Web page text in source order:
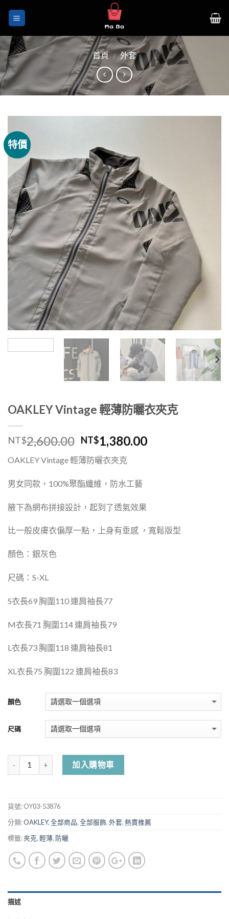
首頁 / 外套
特價
OAKLEY Vintage 輕薄防曬衣夾克
NT$2,600.00 NT$1,380.00
OAKLEY Vintage 輕薄防曬衣夾克
男女同款，100%聚酯纖維，防水工藝
腋下為網布拼接設計，起到了透氣效果
比一般皮膚衣偏厚一點，上身有垂感 ，寬鬆版型
顏色：銀灰色
尺碼： S-XL
S衣長69 胸圍110 連肩袖長77
M衣長71 胸圍114 連肩袖長79
L衣長73 胸圍118 連肩袖長81
XL衣長75 胸圍122 連肩袖長83
顏色
尺碼
加入購物車
貨號:OY03-53876
分類:OAKLEY,全部商品,全部服飾,外套,熱賣推薦
標籤:夾克,輕薄, 防曬
描述